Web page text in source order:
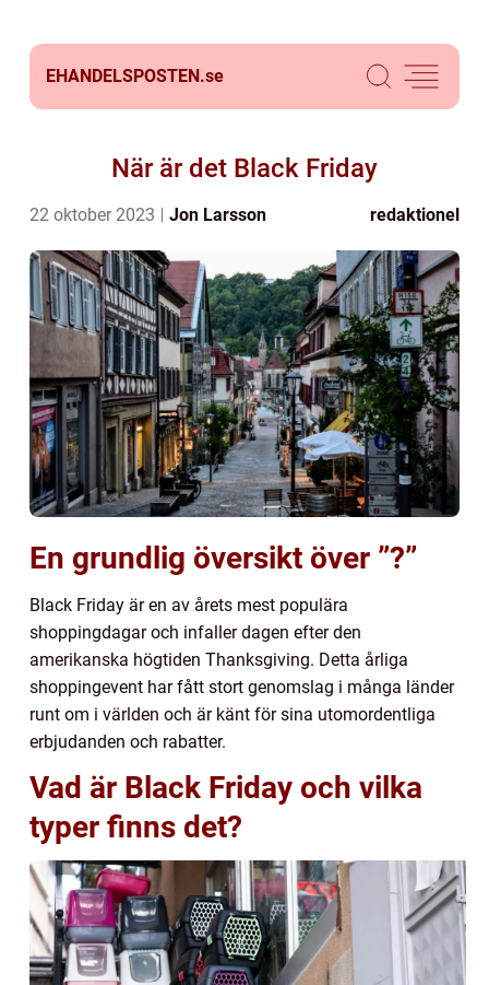
EHANDELSPOSTEN.se
När är det Black Friday
22 oktober 2023 Jon Larsson redaktionel
En grundlig översikt över ”?”
Black Friday är en av årets mest populära
shoppingdagar och infaller dagen efter den
amerikanska högtiden Thanksgiving. Detta årliga
shoppingevent har fått stort genomslag i många länder
runt om i världen och är känt för sina utomordentliga
erbjudanden och rabatter.
Vad är Black Friday och vilka
typer finns det?